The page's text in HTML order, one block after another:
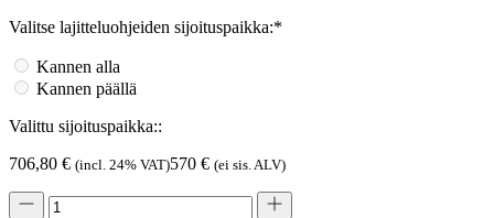
Valitse lajitteluohjeiden sijoituspaikka:*
Kannen alla
Kannen päällä
Valittu sijoituspaikka::
706,80 € (incl. 24% VAT)570 € (ei sis. ALV)